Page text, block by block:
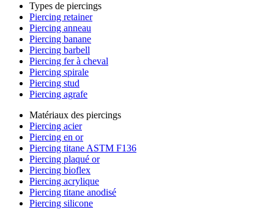
Types de piercings
Piercing retainer
Piercing anneau
Piercing banane
Piercing barbell
Piercing fer à cheval
Piercing spirale
Piercing stud
Piercing agrafe
Matériaux des piercings
Piercing acier
Piercing en or
Piercing titane ASTM F136
Piercing plaqué or
Piercing bioflex
Piercing acrylique
Piercing titane anodisé
Piercing silicone